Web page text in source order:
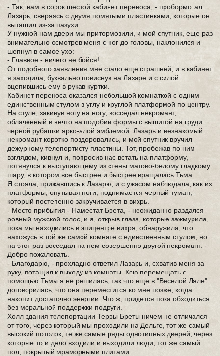
- Так, нам в сорок шестой кабинет переноса, - пробормотал
Лазарь, сверяясь с двумя помятыми пластинками, которые он
вытащил из-за пазухи.
У нужной нам двери мы притормозили, и мой спутник, еще раз
внимательно осмотрев меня с ног до головы, наклонился и
шепнул в самое ухо:
- Главное - ничего не бойся!
От подобного заявления мне стало еще страшней, и в кабинет
я заходила, буквально повиснув на Лазаре и с силой
вцепившись ему в рукав куртки.
Кабинет переноса оказался небольшой комнаткой с одним
единственным стулом в углу и круглой платформой по центру.
На стуле, закинув ногу на ногу, восседал некромант,
облаченный в нечто на подобии формы с вышитой на груди
черной рубашки ярко-алой эмблемой. Лазарь и незнакомый
некромант коротко поздоровались, и мой спутник вручил
дежурному телепортисту пластины. Тот, пробежав по ним
взглядом, кивнул и, попросив нас встать на платформу,
потянулся к выступающему из стены матово-белому гладкому
шару, в котором все быстрее и быстрее вращалась Тьма.
Я стояла, прижавшись к Лазарю, и с ужасом наблюдала, как из
платформы, опутывая ноги, поднимается черный туман,
который постепенно закручивается в вихрь.
- Место прибытия - Наместат Брета, - неожиданно раздался
ровный мужской голос, и я, открыв глаза, которые зажмурила,
пока мы находились в эпицентре вихря, обнаружила, что
нахожусь в той же самой комнате с единственным стулом, но
на этот раз восседал на нем совершенно другой некромант. -
Добро пожаловать.
- Благодарю, - прохладно ответил Лазарь и, схватив меня за
руку, потащил к выходу из комнаты. Ксю перемещать с
помощью Тьмы я не решилась, так что еще в "Веселой Ляле"
договорилась, что она переместится ко мне позже, когда
накопит достаточно энергии. Что ж, придется пока обходиться
без моральной поддержки подруги.
Холл здания телепортации Терры Бреты ничем не отличался
от того, через который мы проходили на Дельге, тот же самый
высокий потолок, те же самые ряды однотипных дверей, через
которые то и дело входили и выходили люди, тот же самый
пол, покрытый мраморными плитами.